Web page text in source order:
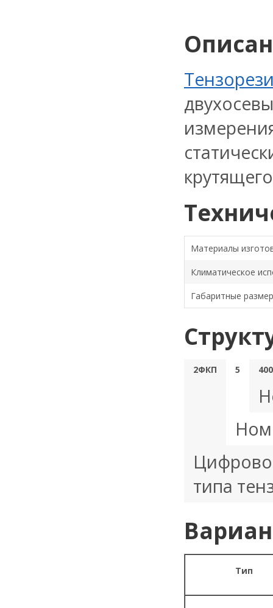
Материалы
Климатическое
Габаритные
2ФКП 5 400
типа
Тип